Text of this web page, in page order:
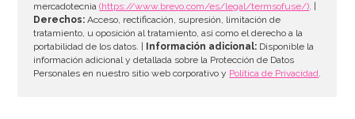
mercadotecnia(https://www.brevo.com/es/legal/termsofuse/) . |
Derechos: Acceso, rectificación, supresión, limitación de
tratamiento, u oposición al tratamiento, así como el derecho a la
portabilidad de los datos. | Información adicional: Disponible la
información adicional y detallada sobre la Protección de Datos
Personales en nuestro sitio web corporativo y Política de Privacidad